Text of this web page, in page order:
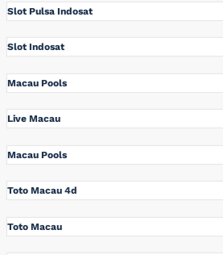
Slot Pulsa Indosat
Slot Indosat
Macau Pools
Live Macau
Macau Pools
Toto Macau 4d
Toto Macau